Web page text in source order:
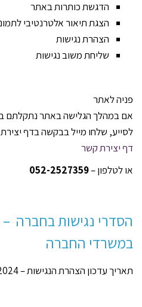
הדגשת כותרות באתר
הצגת תיאור אלטרנטיבי
הצהרת נגישות
שליחת משוב נגישות
פניה לאתר
אם במהלך הגלישה באתר נתקלתם
לסייע, שלחו מייל בבקשה בדף
דף יצירת קשר
או לטלפון –052-2527359
הסדרי נגישות בחברה
במשרדי החברה
תאריך עדכון הצהרת הנגישות – 11.2.2024